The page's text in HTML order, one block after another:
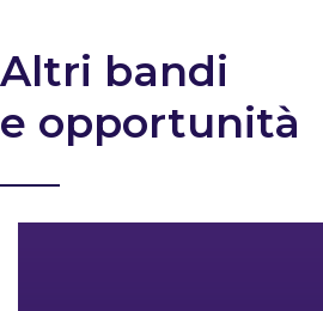
Altri bandi
e opportunità